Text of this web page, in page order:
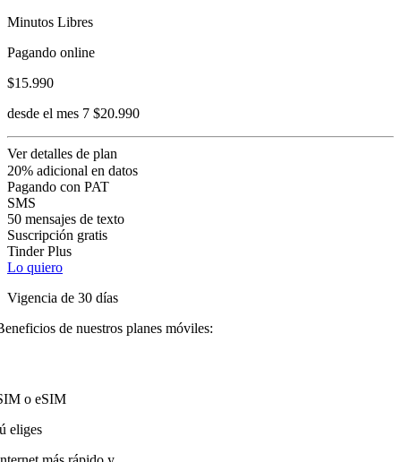
Minutos Libres
Pagando online
$15.990
desde el mes 7 $20.990
Ver detalles de plan
20% adicional en datos
Pagando con PAT
SMS
50 mensajes de texto
Suscripción gratis
Tinder Plus
Lo quiero
Vigencia de 30 días
de nuestros planes móviles:
o eSIM
eliges